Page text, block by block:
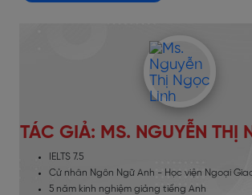
TÁC GIẢ: MS. NGUYỄN THỊ
IELTS 7.5
Cử nhân Ngôn Ngữ Anh - Học viện Ngoại
5 năm kinh nghiệm giảng tiếng Anh